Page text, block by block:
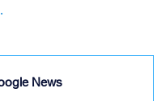
News